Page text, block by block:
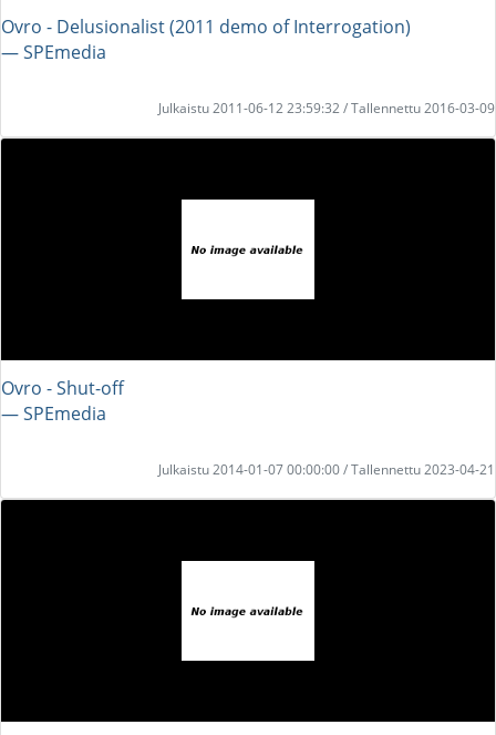
Ovro - Delusionalist (2011 demo of Interrogation)
― SPEmedia
Julkaistu 2011-06-12 23:59:32 / Tallennettu 2016-03-09
Ovro - Shut-off
― SPEmedia
Julkaistu 2014-01-07 00:00:00 / Tallennettu 2023-04-21